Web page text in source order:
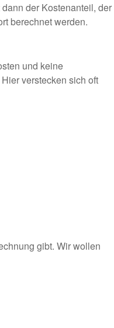
der Kostenanteil, der
berechnet werden.
und keine
verstecken sich oft
gibt. Wir wollen